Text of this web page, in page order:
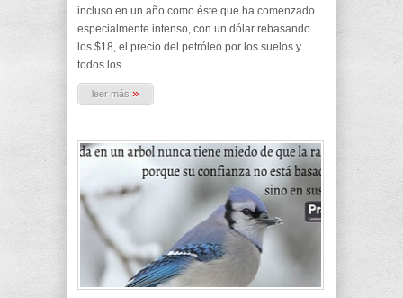
incluso en un año como éste que ha comenzado
especialmente intenso, con un dólar rebasando
los $18, el precio del petróleo por los suelos y
todos los
leer más »